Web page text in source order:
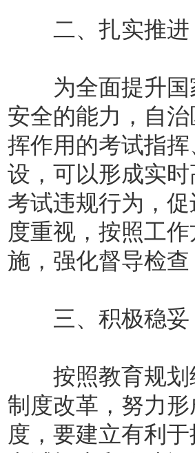
二、扎实推进
为全面提升国
安全的能力，自
挥作用的考试指
设，可以形成实
考试违规行为，
度重视，按照工
施，强化督导检
三、积极稳妥
按照教育规划
制度改革，努力
度，要建立有利